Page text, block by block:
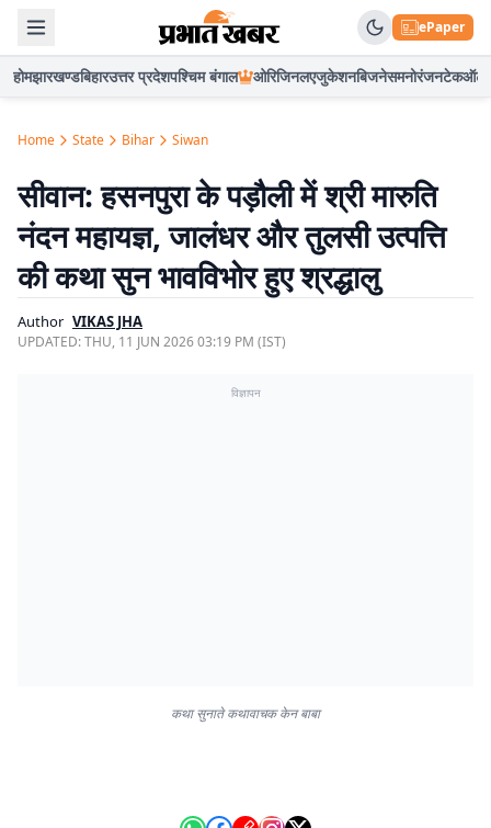
ePaper
होमझारखण्डबिहारउत्तर प्रदेशपश्चिम बंगाल ओरिजिनलएजुकेशनबिजनेसमनोरंजनटेकऑटो
Home State Bihar Siwan
सीवान: हसनपुरा के पड़ौली में श्री मारुति
नंदन महायज्ञ, जालंधर और तुलसी उत्पत्ति
की कथा सुन भावविभोर हुए श्रद्धालु
Author VIKAS JHA
UPDATED:THU, 11 JUN 2026 03:19 PM (IST)
विज्ञापन
कथा सुनाते कथावाचक केन बाबा